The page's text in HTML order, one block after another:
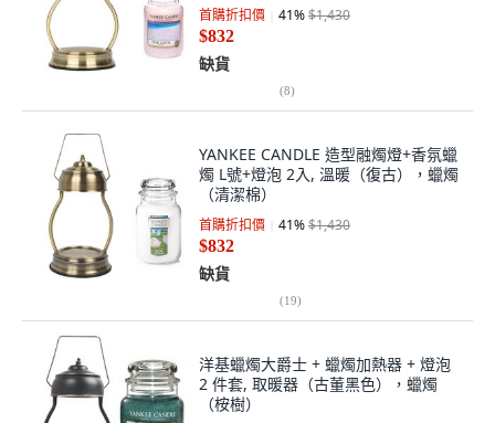
首購折扣價 41%$1,430
$832
缺貨
(8)
YANKEE CANDLE 造型融燭燈+香氛蠟
燭 L號+燈泡 2入, 溫暖（復古），蠟燭
（清潔棉）
首購折扣價 41%$1,430
$832
缺貨
(19)
洋基蠟燭大爵士 + 蠟燭加熱器 + 燈泡
2 件套, 取暖器（古董黑色），蠟燭
（桉樹）